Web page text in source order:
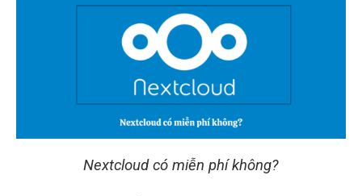
Nextcloud có miễn phí không?